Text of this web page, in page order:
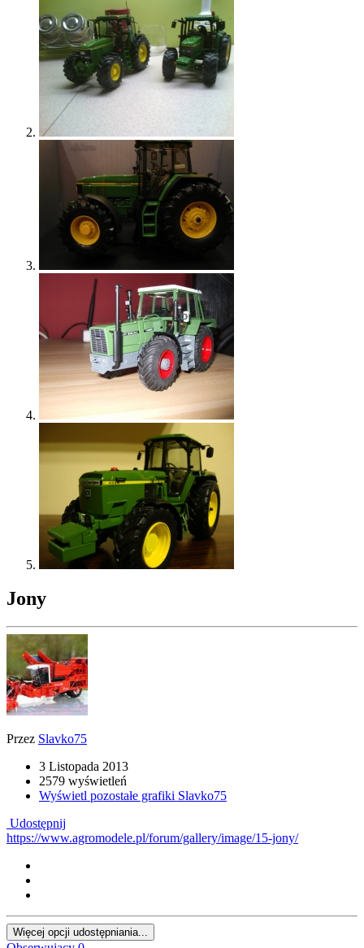
Jony
Przez Slavko75
3 Listopada 2013
2579 wyświetleń
Wyświetl pozostałe grafiki Slavko75
Udostępnij
https://www.agromodele.pl/forum/gallery/image/15-jony/
Więcej opcji udostępniania...